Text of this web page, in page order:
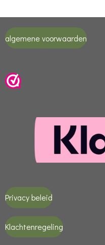
algemene voorwaarden
Privacy beleid
Klachtenregeling